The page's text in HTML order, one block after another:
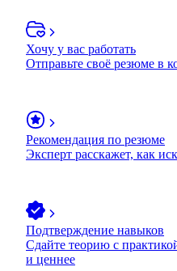
Хочу у вас работать
Отправьте своё резюме в
Рекомендация по резюме
Эксперт расскажет, как
Подтверждение навыков
Сдайте теорию с
и ценнее